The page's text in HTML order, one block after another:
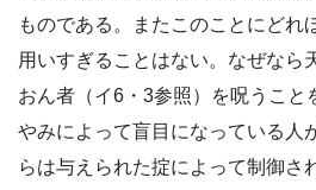
ものである。またこのことにどれ
用いすぎることはない。なぜなら
おん者（イ6・3参照）を呪うこと
やみによって盲目になっている人
らは与えられた掟によって制御さ